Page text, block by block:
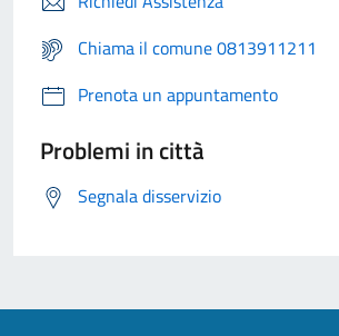
Chiama il comune 0813911211
Prenota un appuntamento
Problemi in città
Segnala disservizio